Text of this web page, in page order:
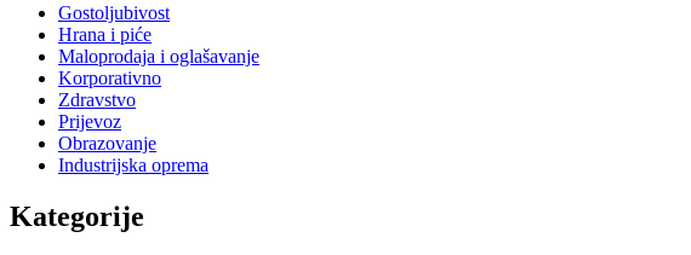
Gostoljubivost
Hrana i piće
Maloprodaja i oglašavanje
Korporativno
Zdravstvo
Prijevoz
Obrazovanje
Industrijska oprema
Kategorije